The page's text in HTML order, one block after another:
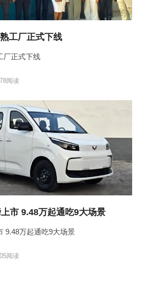
工厂正式下线
厂正式下线
阅读
市 9.48万起通吃9大场景
9.48万起通吃9大场景
阅读